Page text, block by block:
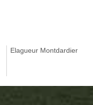
Elagueur Montdardier